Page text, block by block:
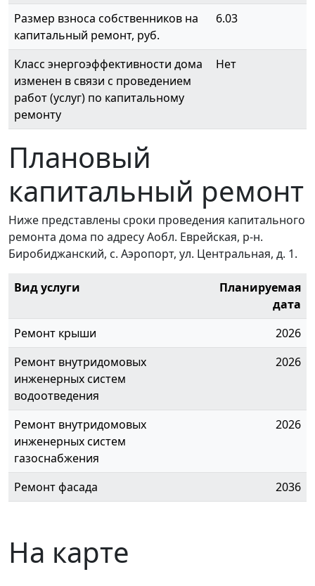
Размер взноса собственников на
капитальный ремонт, руб.
6.03
Класс энергоэффективности дома
изменен в связи с проведением
работ (услуг) по капитальному
ремонту
Нет
Плановый
капитальный ремонт
Ниже представлены сроки проведения капитального
ремонта дома по адресу Аобл. Еврейская, р-н.
Биробиджанский, с. Аэропорт, ул. Центральная, д. 1.
Вид услуги
Планируемая
дата
Ремонт крыши
2026
Ремонт внутридомовых
инженерных систем
водоотведения
2026
Ремонт внутридомовых
инженерных систем
газоснабжения
2026
Ремонт фасада 2036
На карте